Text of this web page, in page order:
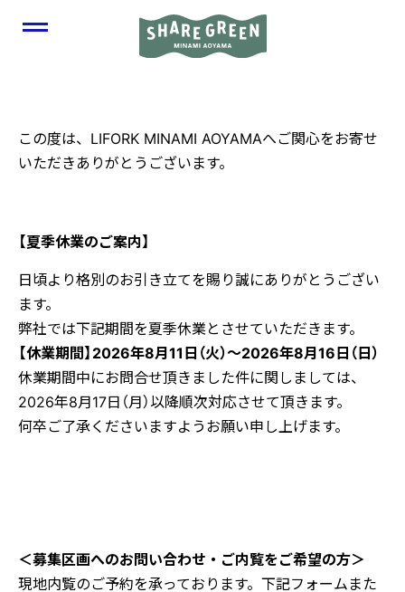
CONTACT FORM
この度は、LIFORK MINAMI AOYAMAへご関心をお寄せ
いただきありがとうございます。
＜募集区画へのお問い合わせ・ご内覧をご希望の方＞
現地内覧のご予約を承っております。下記フォームまた